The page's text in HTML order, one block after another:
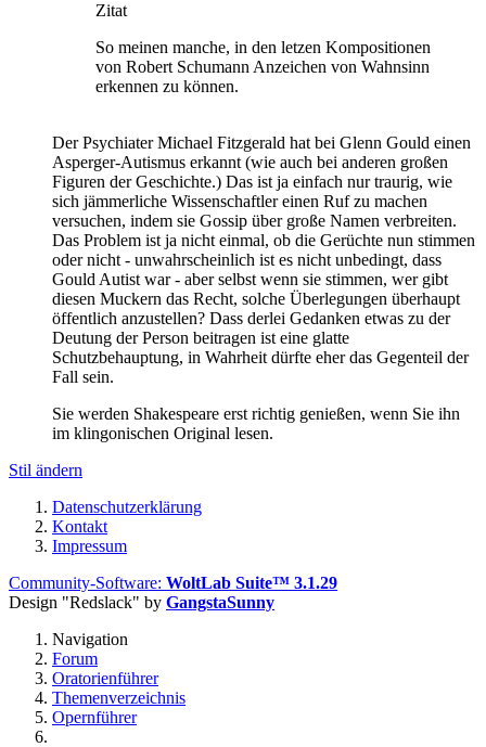
Zitat
So meinen manche, in den letzen Kompositionen
von Robert Schumann Anzeichen von Wahnsinn
erkennen zu können.
Der Psychiater Michael Fitzgerald hat bei Glenn Gould einen
Asperger-Autismus erkannt (wie auch bei anderen großen
Figuren der Geschichte.) Das ist ja einfach nur traurig, wie
sich jämmerliche Wissenschaftler einen Ruf zu machen
versuchen, indem sie Gossip über große Namen verbreiten.
Das Problem ist ja nicht einmal, ob die Gerüchte nun stimmen
oder nicht - unwahrscheinlich ist es nicht unbedingt, dass
Gould Autist war - aber selbst wenn sie stimmen, wer gibt
diesen Muckern das Recht, solche Überlegungen überhaupt
öffentlich anzustellen? Dass derlei Gedanken etwas zu der
Deutung der Person beitragen ist eine glatte
Schutzbehauptung, in Wahrheit dürfte eher das Gegenteil der
Fall sein.
Sie werden Shakespeare erst richtig genießen, wenn Sie ihn
im klingonischen Original lesen.
Stil ändern
Datenschutzerklärung
Kontakt
Impressum
Community-Software: WoltLab Suite™ 3.1.29
Design "Redslack" by GangstaSunny
Navigation
Forum
Oratorienführer
Themenverzeichnis
Opernführer